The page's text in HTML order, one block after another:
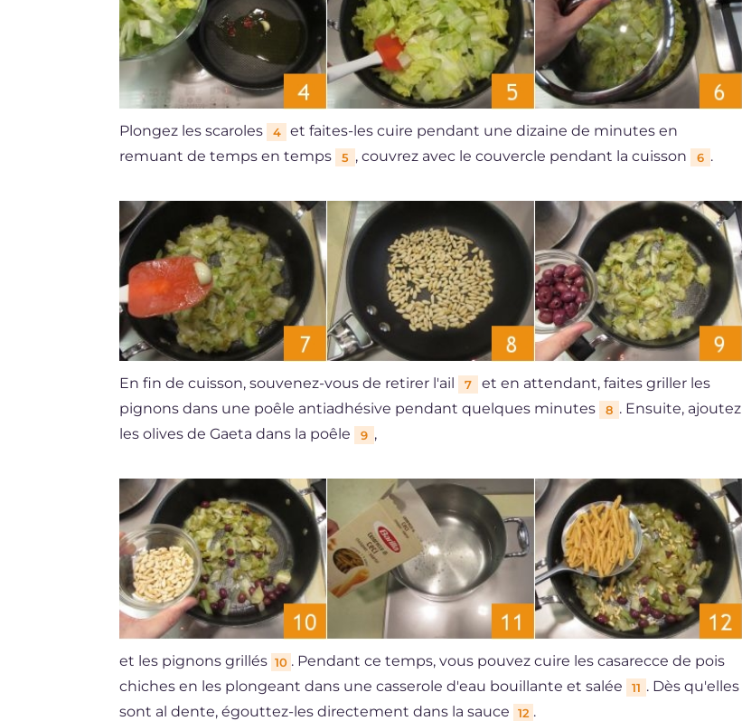
Plongez les scaroles 4
et faites-les cuire pendant une dizaine de minutes en
remuant de temps en temps
5 , couvrez avec le couvercle pendant la cuisson 6 .
En fin de cuisson, souvenez-vous de retirer l'ail 7
et en attendant, faites griller les
pignons dans une poêle antiadhésive pendant quelques minutes
8 . Ensuite, ajoutez
les olives de Gaeta dans la poêle
9 ,
et les pignons grillés 10 . Pendant ce temps, vous pouvez cuire les casarecce de pois
chiches en les plongeant dans une casserole d'eau bouillante et salée
11 . Dès qu'elles
sont al dente, égouttez-les directement dans la sauce
12 .